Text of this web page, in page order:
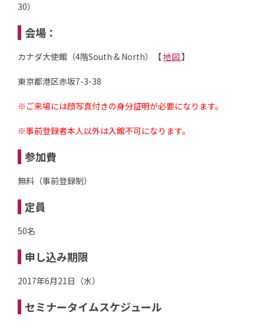
30）
会場：
カナダ大使館（4階South & North）【地図】
東京都港区赤坂7-3-38
※ご来場には顔写真付きの身分証明が必要になります。
※事前登録者本人以外は入館不可になります。
参加費
無料（事前登録制）
定員
50名
申し込み期限
2017年6月21日（水）
セミナータイムスケジュール